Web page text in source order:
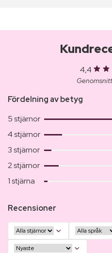
4,4
Fördelning av betyg
5 stjärnor
4 stjärnor
3 stjärnor
2 stjärnor
1 stjärna
Recensioner